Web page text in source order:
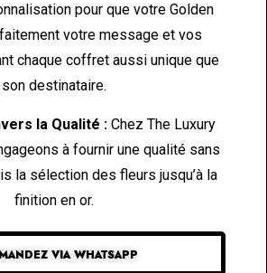
pour que votre Golden
votre message et vos
chaque coffret aussi unique que
son destinataire.
la Qualité :Chez The Luxury
à fournir une qualité sans
la sélection des fleurs jusqu’à la
finition en or.
VIA WHATSAPP